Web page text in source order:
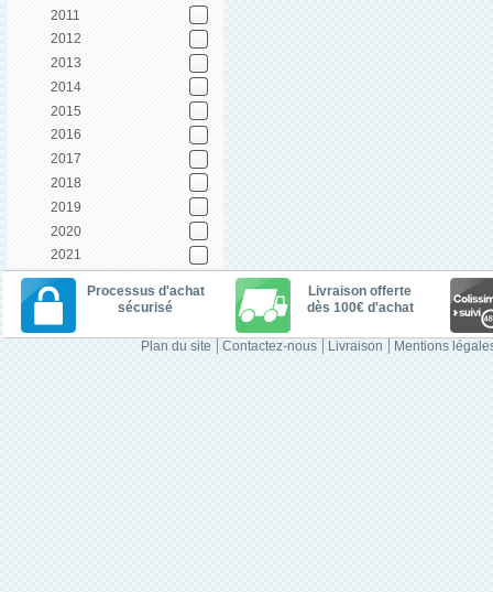
2011
2012
2013
2014
2015
2016
2017
2018
2019
2020
2021
Processus d'achat
sécurisé
Livraison offerte
dès 100€ d'achat
Plan du site Contactez-nous Livraison Mentions